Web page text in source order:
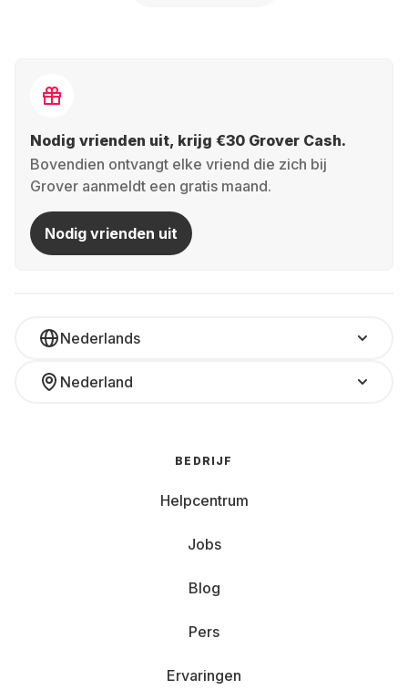
Nodig vrienden uit, krijg €30 Grover Cash.
Bovendien ontvangt elke vriend die zich bij
Grover aanmeldt een gratis maand.
Nodig vrienden uit
Nederlands
Nederland
BEDRIJF
Helpcentrum
Jobs
Blog
Pers
Ervaringen